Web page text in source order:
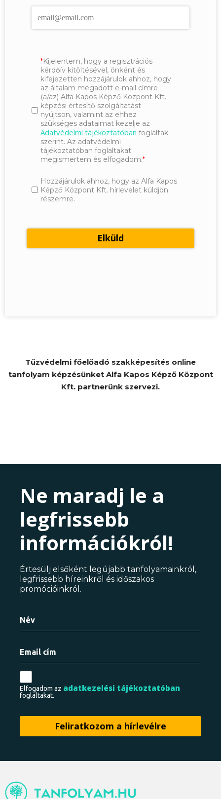
Kijelentem, hogy a regisztrációs
kérdőív kitöltésével, önként és
kifejezetten hozzájárulok ahhoz, hogy
az általam megadott e-mail címre
(a/az) Alfa Kapos Képző Központ Kft.
képzési értesítő szolgáltatást
nyújtson, valamint az ehhez
szükséges adataimat kezelje az
Adatvédelmi tájékoztatóban foglaltak
szerint. Az adatvédelmi
tájékoztatóban foglaltakat
megismertem és elfogadom.
Hozzájárulok ahhoz, hogy az Alfa Kapos
Képző Központ Kft. hírlevelet küldjön
részemre.
Tűzvédelmi főelőadó szakképesítés online
tanfolyam képzésünket Alfa Kapos Képző Központ
Kft. partnerünk szervezi.
Ne maradj le a
legfrissebb
információkról!
Értesülj elsőként legújabb tanfolyamainkról,
legfrissebb híreinkről és időszakos
promócióinkról.
Elfogadom az adatkezelési tájékoztatóban
foglaltakat.